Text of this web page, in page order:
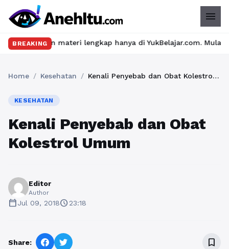
menu
BREAKING
materi lengkap hanya di YukBelajar.com. Mulai langkah
Home / Kesehatan / Kenali Penyebab dan Obat Kolestrol Umum
KESEHATAN
Kenali Penyebab dan Obat
Kolestrol Umum
Editor
Author
calendar_todayJul 09, 2018schedule23:18
Share: bookmark_border